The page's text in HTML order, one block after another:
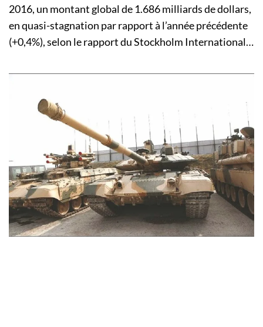
2016, un montant global de 1.686 milliards de dollars,
en quasi-stagnation par rapport à l’année précédente
(+0,4%), selon le rapport du Stockholm International…